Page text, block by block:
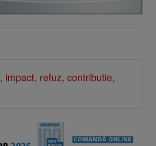
, impact, refuz, contributie,